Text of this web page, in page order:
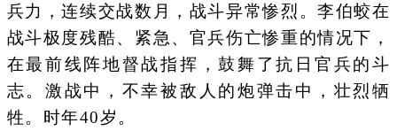
兵力，连续交战数月，战斗异常惨烈。李伯蛟在
战斗极度残酷、紧急、官兵伤亡惨重的情况下，
在最前线阵地督战指挥，鼓舞了抗日官兵的斗
志。激战中，不幸被敌人的炮弹击中，壮烈牺
牲。时年40岁。